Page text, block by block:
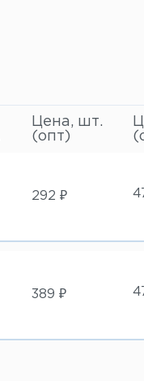
Цена, шт.
(опт)
292 ₽
389 ₽